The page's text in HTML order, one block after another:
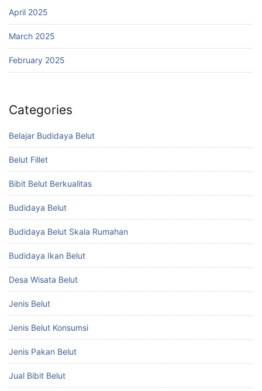
April 2025
March 2025
February 2025
Categories
Belajar Budidaya Belut
Belut Fillet
Bibit Belut Berkualitas
Budidaya Belut
Budidaya Belut Skala Rumahan
Budidaya Ikan Belut
Desa Wisata Belut
Jenis Belut
Jenis Belut Konsumsi
Jenis Pakan Belut
Jual Bibit Belut